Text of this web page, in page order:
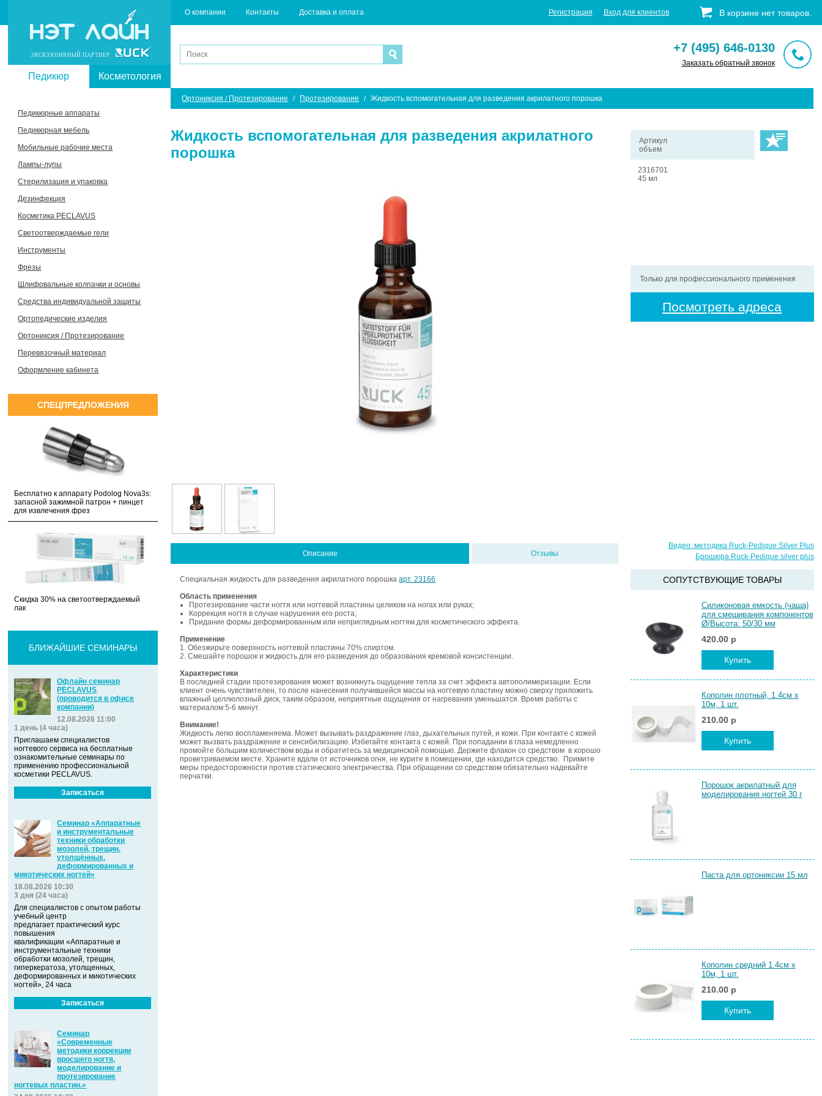
ЭКСКЛЮЗИВНЫЙ ПАРТНЕР
В корзине нет товаров.
Регистрация Вход для клиентов
О компании Контакты Доставка и оплата
Педикюр Косметология
Педикюрные аппараты
Педикюрная мебель
Мобильные рабочие места
Лампы-лупы
Стерилизация и упаковка
Дезинфекция
Косметика PECLAVUS
Светоотверждаемые гели
Инструменты
Фрезы
Шлифовальные колпачки и основы
Средства индивидуальной защиты
Ортопедические изделия
Ортониксия / Протезирование
Перевязочный материал
Оформление кабинета
СПЕЦПРЕДЛОЖЕНИЯ
Бесплатно к аппарату Podolog Nova3s:
запасной зажимной патрон + пинцет
для извлечения фрез
Скидка 30% на светоотверждаемый
лак
БЛИЖАЙШИЕ СЕМИНАРЫ
Офлайн семинар
PECLAVUS
(проводится в офисе
компании)
12.08.2026 11:00
1 день (4 часа)
Приглашаем специалистов
ногтевого сервиса на бесплатные
ознакомительные семинары по
применению профессиональной
косметики PECLAVUS.
Записаться
Семинар «Аппаратные
и инструментальные
техники обработки
мозолей, трещин,
утолщённых,
деформированных и
микотических ногтей»
18.08.2026 10:30
3 дня (24 часа)
Для специалистов с опытом работы
учебный центр
предлагает практический курс
повышения
квалификации «Аппаратные и
инструментальные техники
обработки мозолей, трещин,
гиперкератоза, утолщенных,
деформированных и микотических
ногтей», 24 часа
Записаться
Семинар
«Современные
методики коррекции
вросшего ногтя,
моделирование и
протезирование
ногтевых пластин.»
+7 (495) 646-0130
Заказать обратный звонок
Ортониксия / Протезирование / Протезирование / Жидкость вспомогательная для разведения акрилатного порошка
Артикул
объем
2316701
45 мл
Только для профессионального применения
Посмотреть адреса
Жидкость вспомогательная для разведения акрилатного
порошка
Видео: методика Ruck-Pedique Silver Plus
Брошюра Ruck-Pedique silver plus
СОПУТСТВУЮЩИЕ ТОВАРЫ
Силиконовая емкость (чаша)
для смешивания компонентов
Ø/Высота: 50/30 мм
420.00 р
Купить
Кополин плотный, 1.4см х
10м, 1 шт.
210.00 р
Купить
Порошок акрилатный для
моделирования ногтей 30 г
Паста для ортониксии 15 мл
Кополин средний 1.4см х
10м, 1 шт.
210.00 р
Купить
Описание Отзывы
Специальная жидкость для разведения акрилатного порошкаарт. 23166
Область применения
Протезирование части ногтя или ногтевой пластины целиком на ногах или руках;
Коррекция ногтя в случае нарушения его роста;
Придание формы деформированным или неприглядным ногтям для косметического эффекта.
Применение
1. Обезжирьте поверхность ногтевой пластины 70% спиртом.
2. Смешайте порошок и жидкость для его разведения до образования кремовой консистенции.
Характеристики
В последней стадии протезирования может возникнуть ощущение тепла за счет эффекта автополимеризации. Если
клиент очень чувствителен, то после нанесения получившейся массы на ногтевую пластину можно сверху приложить
влажный целлюлозный диск, таким образом, неприятные ощущения от нагревания уменьшатся. Время работы с
материалом 5-6 минут.
Внимание!
Жидкость легко воспламеняема. Может вызывать раздражение глаз, дыхательных путей, и кожи. При контакте с кожей
может вызвать раздражение и сенсибилизацию. Избегайте контакта с кожей. При попадании в глаза немедленно
промойте большим количеством воды и обратитесь за медицинской помощью. Держите флакон со средством в хорошо
проветриваемом месте. Храните вдали от источников огня, не курите в помещении, где находится средство. Примите
меры предосторожности против статического электричества. При обращении со средством обязательно надевайте
перчатки.